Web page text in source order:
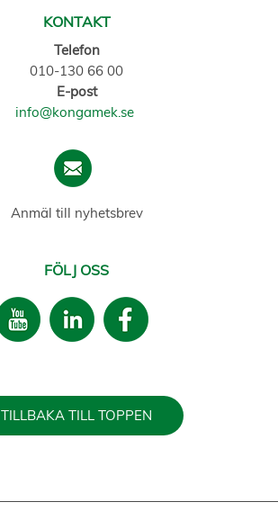
KONTAKT
Telefon
010-130 66 00
E-post
info@kongamek.se
Anmäl till nyhetsbrev
FÖLJ OSS
TILLBAKA TILL TOPPEN